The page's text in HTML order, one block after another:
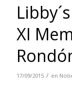
XI
17/09/2015 / en